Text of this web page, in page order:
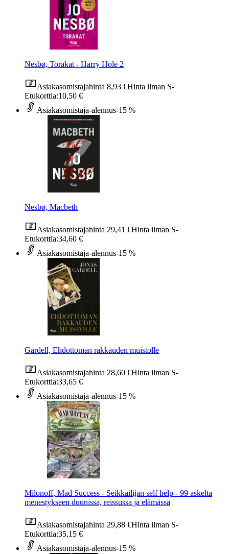
Nesbø, Torakat - Harry Hole 2
Asiakasomistajahinta 8,93 €Hinta ilman S-
Etukorttia:10,50 €
Asiakasomistaja-alennus-15 %
Nesbø, Macbeth
Asiakasomistajahinta 29,41 €Hinta ilman S-
Etukorttia:34,60 €
Asiakasomistaja-alennus-15 %
Gardell, Ehdottoman rakkauden muistolle
Asiakasomistajahinta 28,60 €Hinta ilman S-
Etukorttia:33,65 €
Asiakasomistaja-alennus-15 %
Milonoff, Mad Success - Seikkailijan self help - 99 askelta
menestykseen duunissa, reissussa ja elämässä
Asiakasomistajahinta 29,88 €Hinta ilman S-
Etukorttia:35,15 €
Asiakasomistaja-alennus-15 %